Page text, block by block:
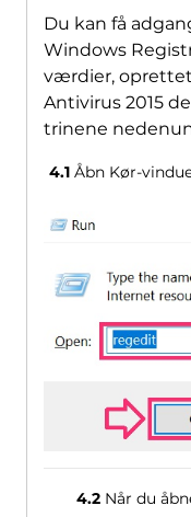
Du kan få
Windows
værdier, oprettet
Antivirus 2015
trinene
4.1 Åbn Kør-
4.2 Når du